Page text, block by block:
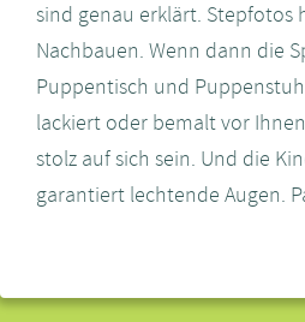
sind genau erklärt. Stepfotos
Nachbauen. Wenn dann die
Puppentisch und
lackiert oder bemalt vor
stolz auf sich sein. Und die
garantiert lechtende Augen.